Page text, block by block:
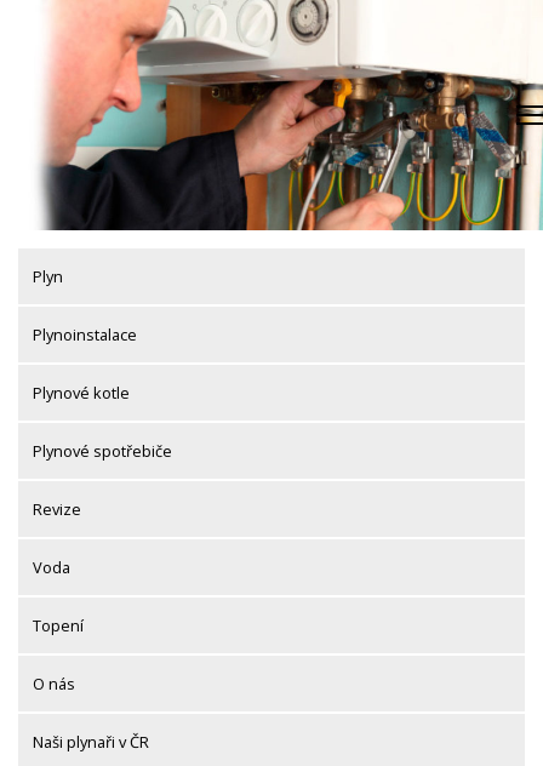
Plyn
Plynoinstalace
Plynové kotle
Plynové spotřebiče
Revize
Voda
Topení
O nás
Naši plynaři v ČR